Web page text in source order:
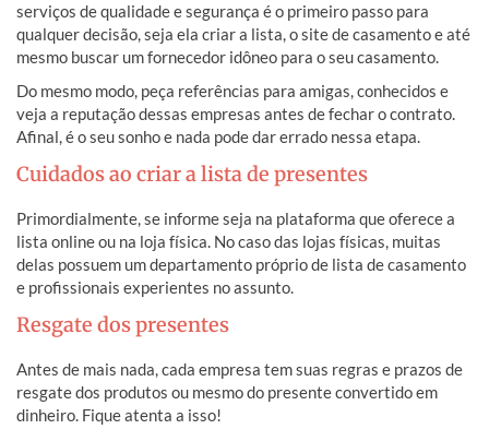
serviços de qualidade e segurança é o primeiro passo para
qualquer decisão, seja ela criar a lista, o site de casamento e até
mesmo buscar um fornecedor idôneo para o seu casamento.
Do mesmo modo, peça referências para amigas, conhecidos e
veja a reputação dessas empresas antes de fechar o contrato.
Afinal, é o seu sonho e nada pode dar errado nessa etapa.
Cuidados ao criar a lista de presentes
Primordialmente, se informe seja na plataforma que oferece a
lista online ou na loja física. No caso das lojas físicas, muitas
delas possuem um departamento próprio de lista de casamento
e profissionais experientes no assunto.
Resgate dos presentes
Antes de mais nada, cada empresa tem suas regras e prazos de
resgate dos produtos ou mesmo do presente convertido em
dinheiro. Fique atenta a isso!